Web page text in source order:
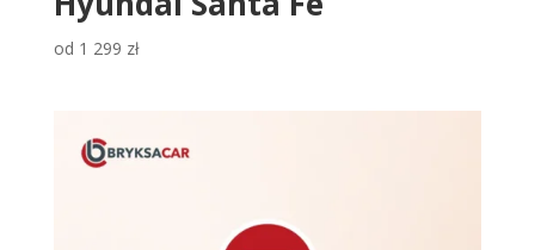
od 1 299 zł